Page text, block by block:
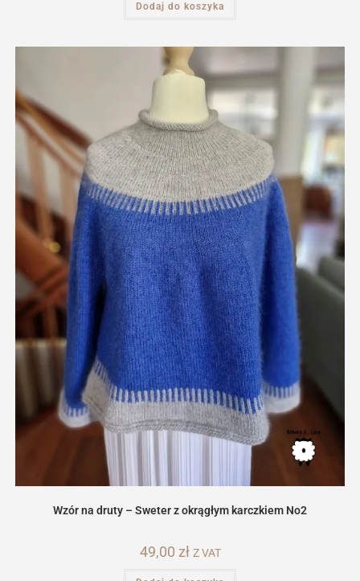
Dodaj do koszyka
Wzór na druty – Sweter z okrągłym karczkiem No2
49,00 zł Z VAT